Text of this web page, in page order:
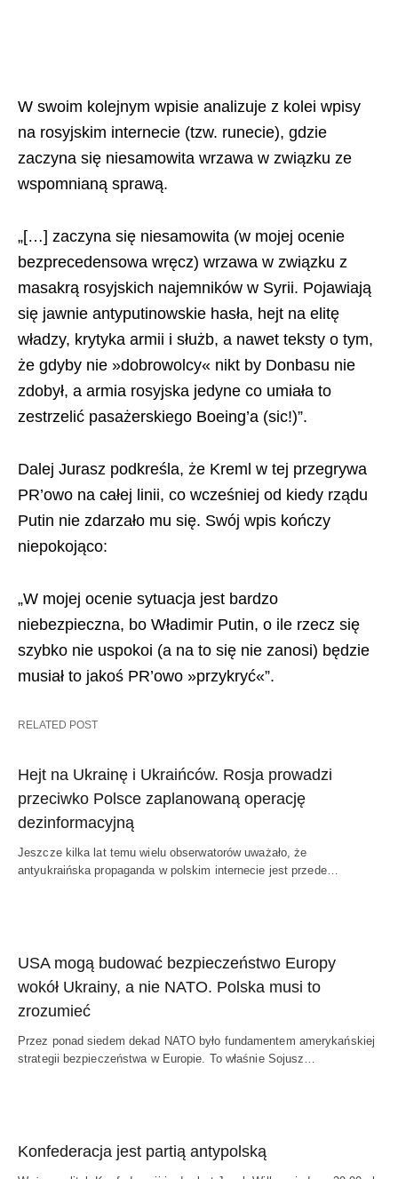
W swoim kolejnym wpisie analizuje z kolei wpisy
na rosyjskim internecie (tzw. runecie), gdzie
zaczyna się niesamowita wrzawa w związku ze
wspomnianą sprawą.
„[…] zaczyna się niesamowita (w mojej ocenie
bezprecedensowa wręcz) wrzawa w związku z
masakrą rosyjskich najemników w Syrii. Pojawiają
się jawnie antyputinowskie hasła, hejt na elitę
władzy, krytyka armii i służb, a nawet teksty o tym,
że gdyby nie »dobrowolcy« nikt by Donbasu nie
zdobył, a armia rosyjska jedyne co umiała to
zestrzelić pasażerskiego Boeing’a (sic!)”.
Dalej Jurasz podkreśla, że Kreml w tej przegrywa
PR’owo na całej linii, co wcześniej od kiedy rządu
Putin nie zdarzało mu się. Swój wpis kończy
niepokojąco:
„W mojej ocenie sytuacja jest bardzo
niebezpieczna, bo Władimir Putin, o ile rzecz się
szybko nie uspokoi (a na to się nie zanosi) będzie
musiał to jakoś PR’owo »przykryć«”.
RELATED POST
Hejt na Ukrainę i Ukraińców. Rosja prowadzi
przeciwko Polsce zaplanowaną operację
dezinformacyjną
Jeszcze kilka lat temu wielu obserwatorów uważało, że
antyukraińska propaganda w polskim internecie jest przede…
USA mogą budować bezpieczeństwo Europy
wokół Ukrainy, a nie NATO. Polska musi to
zrozumieć
Przez ponad siedem dekad NATO było fundamentem amerykańskiej
strategii bezpieczeństwa w Europie. To właśnie Sojusz…
Konfederacja jest partią antypolską